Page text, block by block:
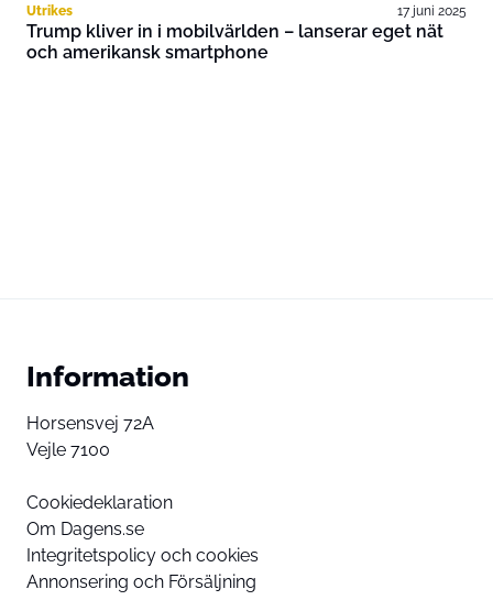
Utrikes 17 juni 2025
Trump kliver in i mobilvärlden – lanserar eget nät
och amerikansk smartphone
Information
Horsensvej 72A
Vejle 7100
Cookiedeklaration
Om Dagens.se
Integritetspolicy och cookies
Annonsering och Försäljning